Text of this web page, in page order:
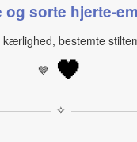
og sorte
bestemte
🤎 🖤
✧